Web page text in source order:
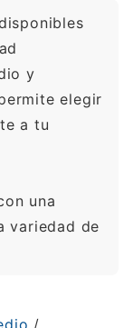
y
elegir
a tu
una
variedad de
/